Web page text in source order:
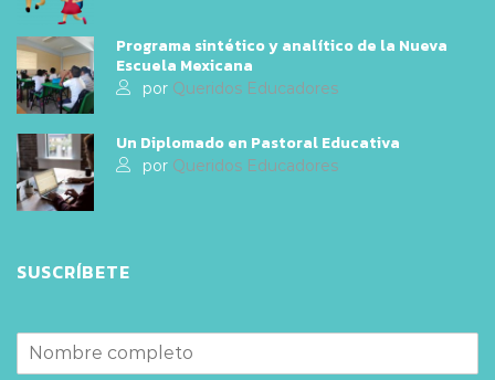
Programa sintético y analítico de la Nueva
Escuela Mexicana
por Queridos Educadores
Un Diplomado en Pastoral Educativa
por Queridos Educadores
SUSCRÍBETE